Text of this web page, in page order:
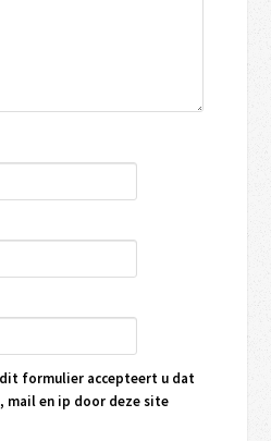
formulier accepteert u dat
mail en ip door deze site